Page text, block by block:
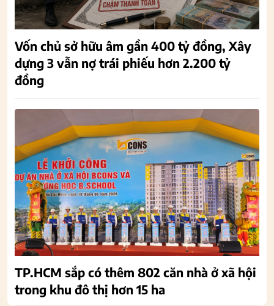
Vốn chủ sở hữu âm gần 400 tỷ đồng, Xây
dựng 3 vẫn nợ trái phiếu hơn 2.200 tỷ
đồng
TP.HCM sắp có thêm 802 căn nhà ở xã hội
trong khu đô thị hơn 15 ha